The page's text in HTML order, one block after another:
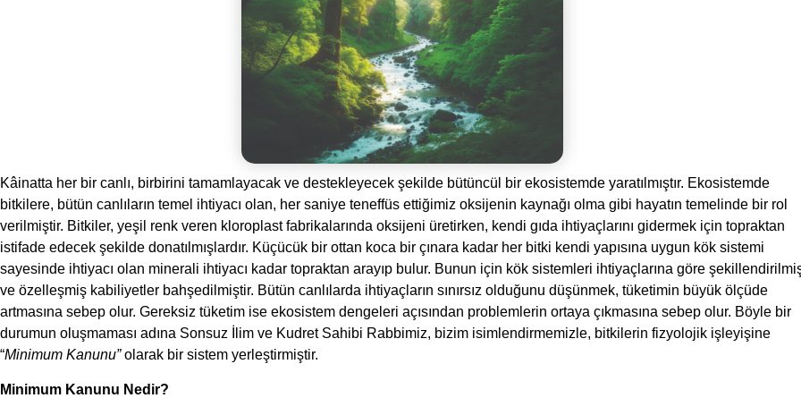
Kâinatta her bir canlı, birbirini tamamlayacak ve destekleyecek şekilde bütüncül bir ekosistemde yaratılmıştır. Ekosistemde
bitkilere, bütün canlıların temel ihtiyacı olan, her saniye teneffüs ettiğimiz oksijenin kaynağı olma gibi hayatın temelinde bir rol
verilmiştir. Bitkiler, yeşil renk veren kloroplast fabrikalarında oksijeni üretirken, kendi gıda ihtiyaçlarını gidermek için topraktan
istifade edecek şekilde donatılmışlardır. Küçücük bir ottan koca bir çınara kadar her bitki kendi yapısına uygun kök sistemi
sayesinde ihtiyacı olan minerali ihtiyacı kadar topraktan arayıp bulur. Bunun için kök sistemleri ihtiyaçlarına göre
ve özelleşmiş kabiliyetler bahşedilmiştir. Bütün canlılarda ihtiyaçların sınırsız olduğunu düşünmek, tüketimin büyük ölçüde
artmasına sebep olur. Gereksiz tüketim ise ekosistem dengeleri açısından problemlerin ortaya çıkmasına sebep olur. Böyle bir
durumun oluşmaması adına Sonsuz İlim ve Kudret Sahibi Rabbimiz, bizim isimlendirmemizle, bitkilerin fizyolojik işleyişine
“Minimum Kanunu”olarak bir sistem yerleştirmiştir.
Minimum Kanunu Nedir?